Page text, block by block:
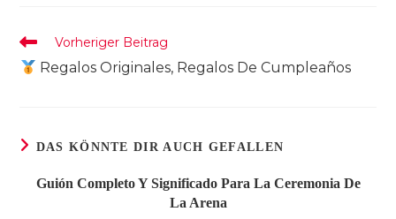
Weitere
Artikel
ansehen
Vorheriger Beitrag
Regalos Originales, Regalos De Cumpleaños
DAS KÖNNTE DIR AUCH GEFALLEN
Guión Completo Y Significado Para La Ceremonia De
La Arena